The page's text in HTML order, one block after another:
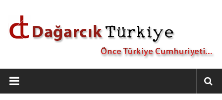
Dağarcık
Türkiye